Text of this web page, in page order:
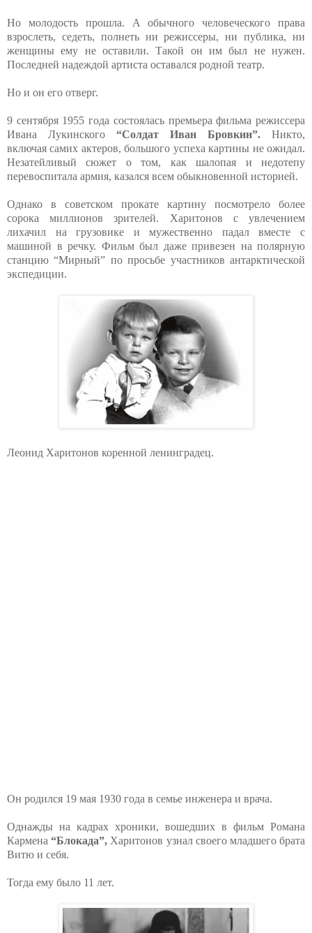
Но молодость прошла. А обычного человеческого права
взрослеть, седеть, полнеть ни режиссеры, ни публика, ни
женщины ему не оставили. Такой он им был не нужен.
Последней надеждой артиста оставался родной театр.
Но и он его отверг.
9 сентября 1955 года состоялась премьера фильма режиссера
Ивана Лукинского “Солдат Иван Бровкин”. Никто,
включая самих актеров, большого успеха картины не ожидал.
Незатейливый сюжет о том, как шалопая и недотепу
перевоспитала армия, казался всем обыкновенной историей.
Однако в советском прокате картину посмотрело более
сорока миллионов зрителей. Харитонов с увлечением
лихачил на грузовике и мужественно падал вместе с
машиной в речку. Фильм был даже привезен на полярную
станцию “Мирный” по просьбе участников антарктической
экспедиции.
Леонид Харитонов коренной ленинградец.
Он родился 19 мая 1930 года в семье инженера и врача.
Однажды на кадрах хроники, вошедших в фильм Романа
Кармена “Блокада”, Харитонов узнал своего младшего брата
Витю и себя.
Тогда ему было 11 лет.